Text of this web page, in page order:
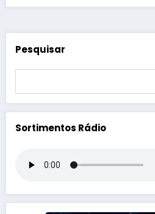
Pesquisar
Sortimentos Rádio